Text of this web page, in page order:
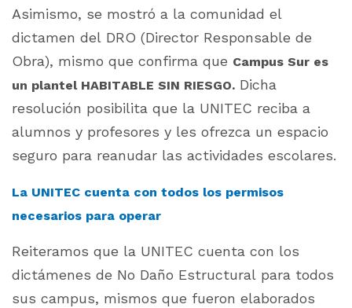
Asimismo, se mostró a la comunidad el
dictamen del DRO (Director Responsable de
Obra), mismo que confirma que Campus Sur es
un plantel HABITABLE SIN RIESGO. Dicha
resolución posibilita que la UNITEC reciba a
alumnos y profesores y les ofrezca un espacio
seguro para reanudar las actividades escolares.
La UNITEC cuenta con todos los permisos
necesarios para operar
Reiteramos que la UNITEC cuenta con los
dictámenes de No Daño Estructural para todos
sus campus, mismos que fueron elaborados